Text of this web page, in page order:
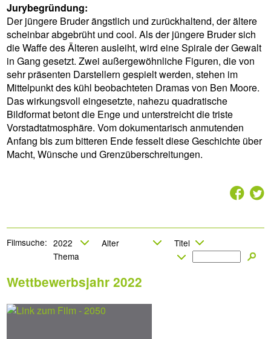
Jurybegründung:
Der jüngere Bruder ängstlich und zurückhaltend, der ältere
scheinbar abgebrüht und cool. Als der jüngere Bruder sich
die Waffe des Älteren ausleiht, wird eine Spirale der Gewalt
in Gang gesetzt. Zwei außergewöhnliche Figuren, die von
sehr präsenten Darstellern gespielt werden, stehen im
Mittelpunkt des kühl beobachteten Dramas von Ben Moore.
Das wirkungsvoll eingesetzte, nahezu quadratische
Bildformat betont die Enge und unterstreicht die triste
Vorstadtatmosphäre. Vom dokumentarisch anmutenden
Anfang bis zum bitteren Ende fesselt diese Geschichte über
Macht, Wünsche und Grenzüberschreitungen.
2 7
Filmsuche:
Wettbewerbsjahr 2022